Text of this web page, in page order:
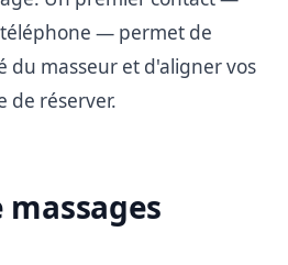
— permet de
du masseur et d'aligner vos
de réserver.
massages